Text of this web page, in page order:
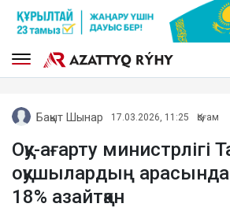
Бақыт Шынар 17.03.2026, 11:25 Қоғам
Оқу-ағарту министрлігі
оқушылардың арасында
18% азайтқан